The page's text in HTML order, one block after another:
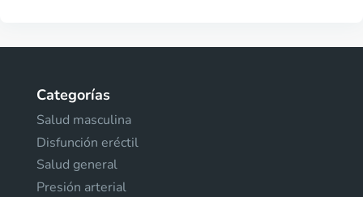
Categorías
Salud masculina
Disfunción eréctil
Salud general
Presión arterial